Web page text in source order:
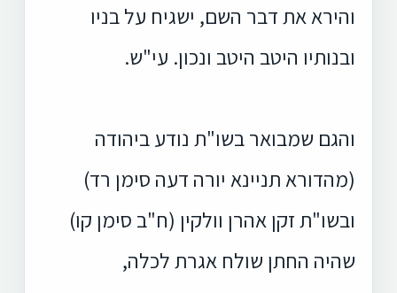
והירא את דבר השם, ישגיח על בניו
ובנותיו היטב היטב ונכון. עי"ש.
והגם שמבואר בשו"ת נודע ביהודה
(מהדורא תניינא יורה דעה סימן רד)
ובשו"ת זקן אהרן וולקין (ח"ב סימן קו)
שהיה החתן שולח אגרת לכלה,